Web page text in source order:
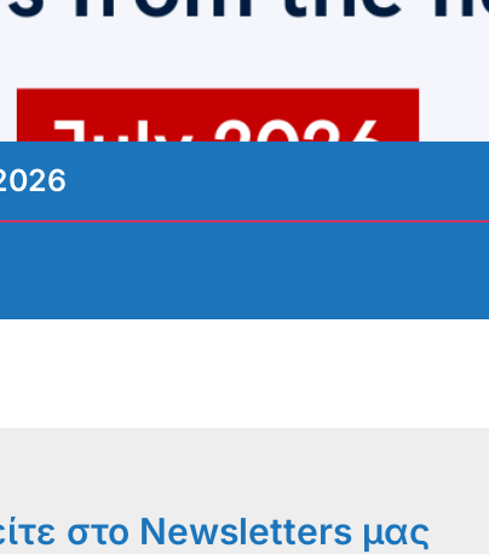
στο Newsletters μας